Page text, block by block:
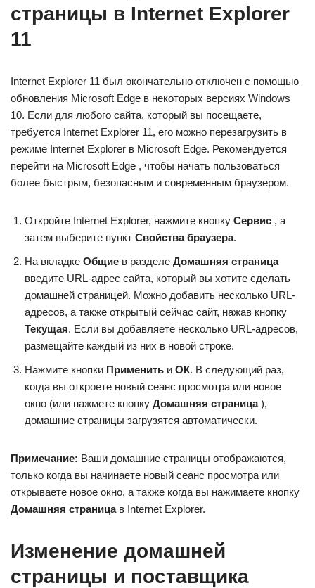
страницы в Internet Explorer
11
Internet Explorer 11 был окончательно отключен с помощью
обновления Microsoft Edge в некоторых версиях Windows
10. Если для любого сайта, который вы посещаете,
требуется Internet Explorer 11, его можно перезагрузить в
режиме Internet Explorer в Microsoft Edge. Рекомендуется
перейти на Microsoft Edge , чтобы начать пользоваться
более быстрым, безопасным и современным браузером.
Откройте Internet Explorer, нажмите кнопку Сервис , а
затем выберите пункт Свойства браузера.
На вкладке Общие в разделе Домашняя страница
введите URL-адрес сайта, который вы хотите сделать
домашней страницей. Можно добавить несколько URL-
адресов, а также открытый сейчас сайт, нажав кнопку
Текущая. Если вы добавляете несколько URL-адресов,
размещайте каждый из них в новой строке.
Нажмите кнопки Применить и ОК. В следующий раз,
когда вы откроете новый сеанс просмотра или новое
окно (или нажмете кнопку Домашняя страница),
домашние страницы загрузятся автоматически.
Примечание: Ваши домашние страницы отображаются,
только когда вы начинаете новый сеанс просмотра или
открываете новое окно, а также когда вы нажимаете кнопку
Домашняя страницав Internet Explorer.
Изменение домашней
страницы и поставщика